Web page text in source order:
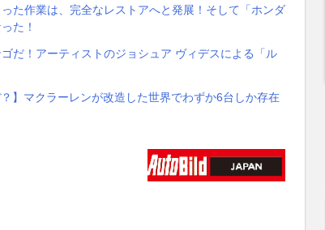
た作業は、完全なレストアへと発展！そして「ホンダ
た！
だ！アーティストのジョシュア ヴィデスによる「ル
】マクラーレンが改造した世界でわずか6台しか存在